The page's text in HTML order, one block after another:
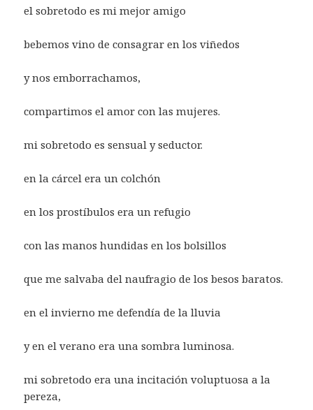
el sobretodo es mi mejor amigo
bebemos vino de consagrar en los viñedos
y nos emborrachamos,
compartimos el amor con las mujeres.
mi sobretodo es sensual y seductor.
en la cárcel era un colchón
en los prostíbulos era un refugio
con las manos hundidas en los bolsillos
que me salvaba del naufragio de los besos baratos.
en el invierno me defendía de la lluvia
y en el verano era una sombra luminosa.
mi sobretodo era una incitación voluptuosa a la
pereza,